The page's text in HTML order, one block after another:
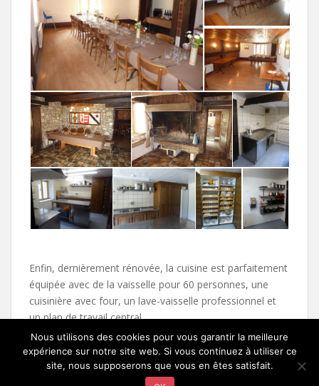
Enfin, dernièrement rénovée, la cuisine est parfaitement
équipée avec de la vaisselle pour 60 personnes, une
cuisinière avec four, un lave-vaisselle professionnel et
un plan de travail central.
Nous utilisons des cookies pour vous garantir la meilleure
expérience sur notre site web. Si vous continuez à utiliser ce
site, nous supposerons que vous en êtes satisfait.